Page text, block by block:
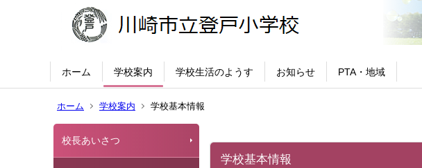
ホーム 学校案内 学校生活のようす お知らせ PTA・地域
ホーム 学校案内 学校基本情報
校長あいさつ
学校基本情報